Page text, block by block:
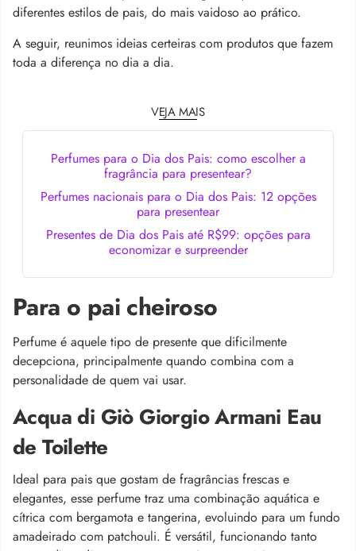
diferentes estilos de pais, do mais vaidoso ao prático.
A seguir, reunimos ideias certeiras com produtos que fazem
toda a diferença no dia a dia.
VEJA MAIS
Perfumes para o Dia dos Pais: como escolher a
fragrância para presentear?
Perfumes nacionais para o Dia dos Pais: 12 opções
para presentear
Presentes de Dia dos Pais até R$99: opções para
economizar e surpreender
Para o pai cheiroso
Perfume é aquele tipo de presente que dificilmente
decepciona, principalmente quando combina com a
personalidade de quem vai usar.
Acqua di Giò Giorgio Armani Eau
de Toilette
Ideal para pais que gostam de fragrâncias frescas e
elegantes, esse perfume traz uma combinação aquática e
cítrica com bergamota e tangerina, evoluindo para um fundo
amadeirado com patchouli. É versátil, funcionando tanto